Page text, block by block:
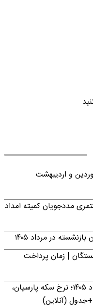
و اردیبهشت
برنامه واریزی مرداد ۱۴۰۵ مستمری مددجویان کمیته امداد
در مرداد ۱۴۰۵
| زمان پرداخت
تازه ترین قیمت طلا و دلار امروز ۱۶ مرداد ۱۴۰۵؛ نرخ سکه پارسیان،